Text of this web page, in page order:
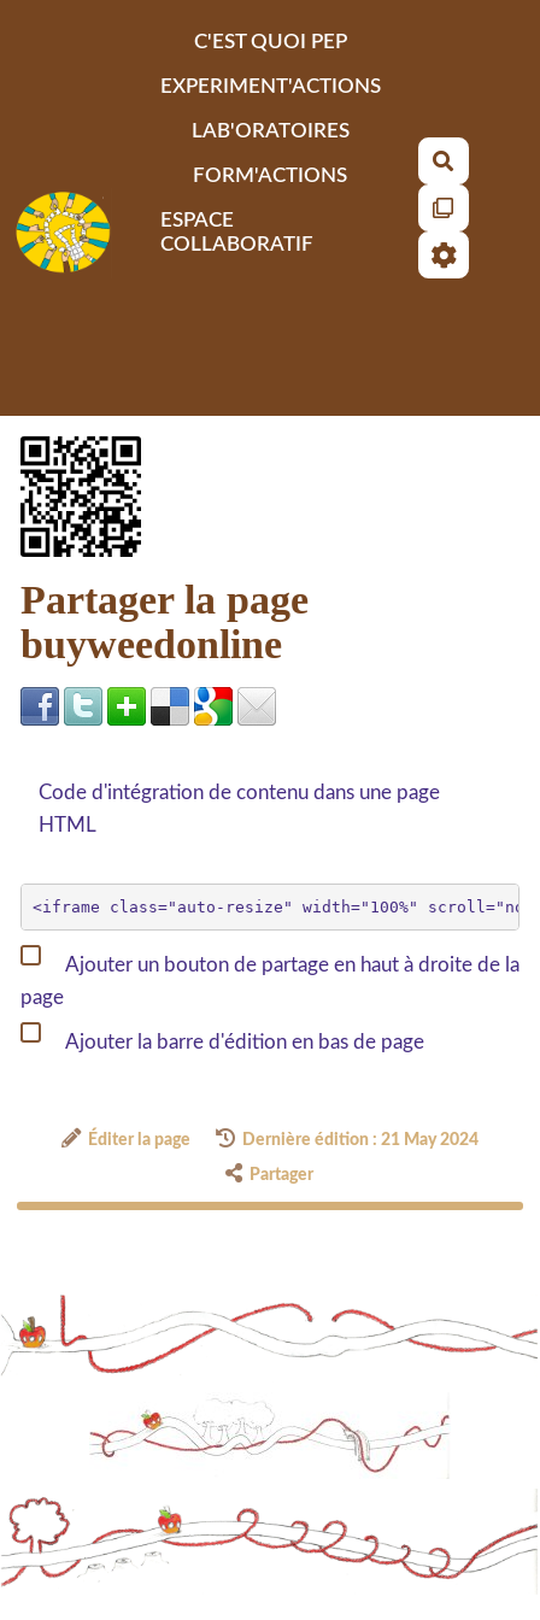
C'EST QUOI PEP
EXPERIMENT'ACTIONS
LAB'ORATOIRES
FORM'ACTIONS
ESPACE
COLLABORATIF
Partager la page
buyweedonline
Code d'intégration de contenu dans une page
HTML
Ajouter un bouton de partage en haut à droite de la
page
Ajouter la barre d'édition en bas de page
Éditer la page Dernière édition : 21 May 2024
Partager